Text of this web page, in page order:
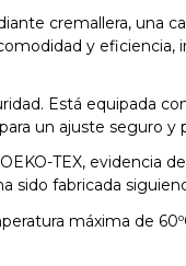
cremallera, una
y
Está equipada
un ajuste seguro y
TEX,
sido fabricada
máxima de